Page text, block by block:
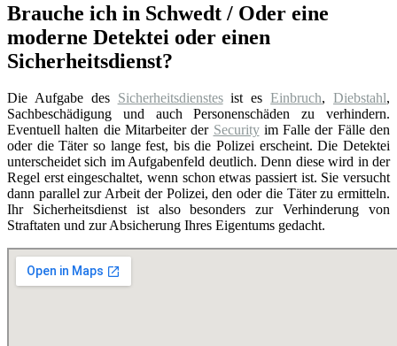
Brauche ich in Schwedt / Oder eine
moderne Detektei oder einen
Sicherheitsdienst?
Die Aufgabe des Sicherheitsdienstesist esEinbruch,Diebstahl,
Sachbeschädigung und auch Personenschäden zu verhindern.
Eventuell halten die Mitarbeiter der Securityim Falle der Fälle den
oder die Täter so lange fest, bis die Polizei erscheint. Die Detektei
unterscheidet sich im Aufgabenfeld deutlich. Denn diese wird in der
Regel erst eingeschaltet, wenn schon etwas passiert ist. Sie versucht
dann parallel zur Arbeit der Polizei, den oder die Täter zu ermitteln.
Ihr Sicherheitsdienst ist also besonders zur Verhinderung von
Straftaten und zur Absicherung Ihres Eigentums gedacht.